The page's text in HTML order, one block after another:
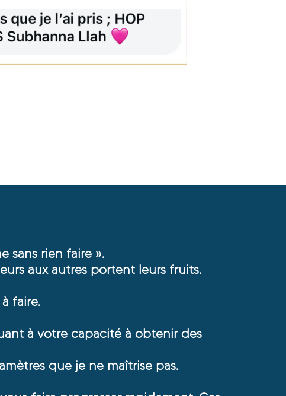
sans rien faire ».
aux autres portent leurs fruits.
faire.
à votre capacité à obtenir des
que je ne maîtrise pas.